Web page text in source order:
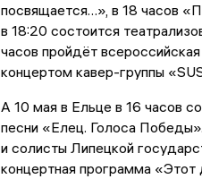
посвящается…», в 18 часов
в 18:20 состоится
часов пройдёт
концертом кавер-группы
А 10 мая в Ельце в 16 часов
песни «Елец. Голоса
и солисты Липецкой
концертная программа